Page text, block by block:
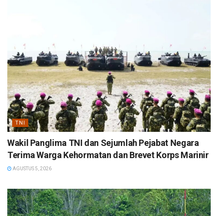
TNI
Wakil Panglima TNI dan Sejumlah Pejabat Negara
Terima Warga Kehormatan dan Brevet Korps Marinir
AGUSTUS 5, 2026